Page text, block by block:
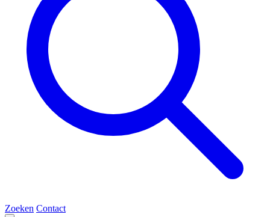
Zoeken Contact